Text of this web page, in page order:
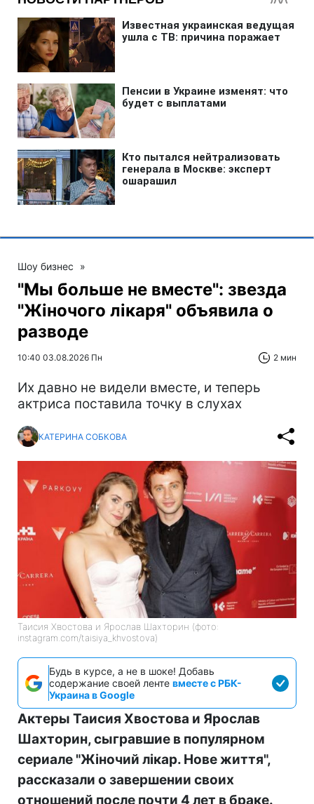
Шоу бизнес »
"Мы больше не вместе": звезда
"Жіночого лікаря" объявила о
разводе
10:40 03.08.2026 Пн 2 мин
Их давно не видели вместе, и теперь
актриса поставила точку в слухах
КАТЕРИНА СОБКОВА
Таисия Хвостова и Ярослав Шахторин (фото:
instagram.com/taisiya_khvostova)
Будь в курсе, а не в шоке! Добавь
содержание своей ленте вместе с РБК-
Украина в Google
Актеры Таисия Хвостова и Ярослав
Шахторин, сыгравшие в популярном
сериале "Жіночий лікар. Нове життя",
рассказали о завершении своих
отношений после почти 4 лет в браке.